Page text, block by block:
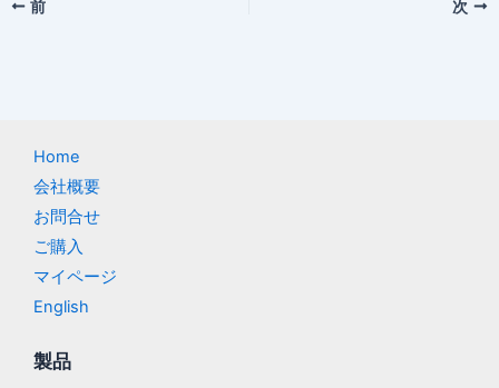
前 次
Home
会社概要
お問合せ
ご購入
マイページ
English
製品